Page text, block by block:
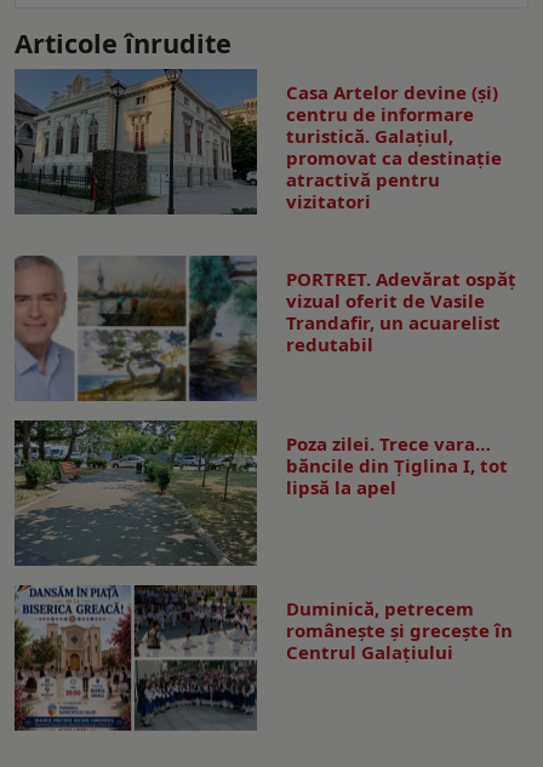
Articole înrudite
Casa Artelor devine (şi)
centru de informare
turistică. Galaţiul,
promovat ca destinaţie
atractivă pentru
vizitatori
PORTRET. Adevărat ospăț
vizual oferit de Vasile
Trandafir, un acuarelist
redutabil
Poza zilei. Trece vara…
băncile din Ţiglina I, tot
lipsă la apel
Duminică, petrecem
româneşte şi greceşte în
Centrul Galaţiului